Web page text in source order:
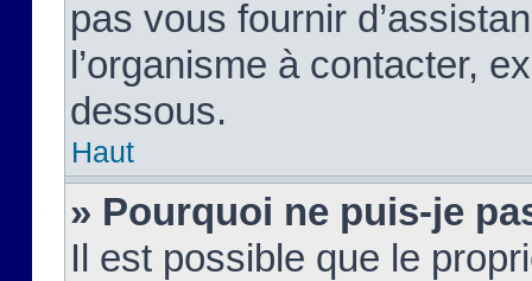
pas vous fournir
l’organisme à contacter,
dessous.
Haut
» Pourquoi ne puis-je
Il est possible que le